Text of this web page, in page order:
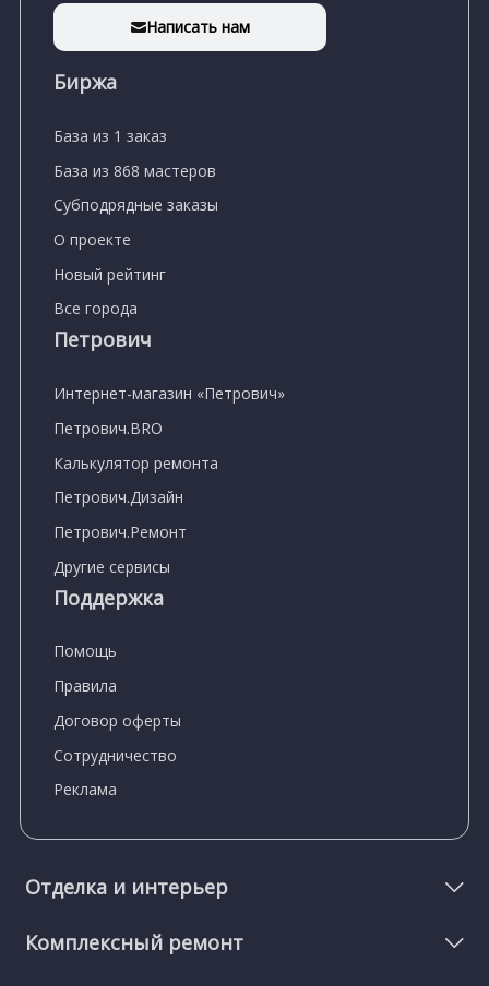
Написать нам
Биржа
База из 1 заказ
База из 868 мастеров
Субподрядные заказы
О проекте
Новый рейтинг
Все города
Петрович
Интернет-магазин «Петрович»
Петрович.BRO
Калькулятор ремонта
Петрович.Дизайн
Петрович.Ремонт
Другие сервисы
Поддержка
Помощь
Правила
Договор оферты
Сотрудничество
Реклама
Отделка и интерьер
Комплексный ремонт